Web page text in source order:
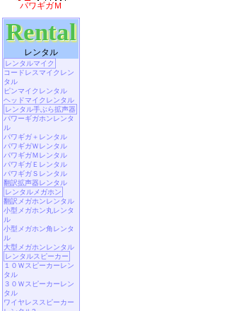
パワギガＭ
Rental
レンタル
レンタルマイク
コードレスマイクレン
タル
ピンマイクレンタル
ヘッドマイクレンタル
レンタル手ぶら拡声器
パワーギガホンレンタ
ル
パワギガ＋レンタル
パワギガＷレンタル
パワギガＭレンタル
パワギガＥレンタル
パワギガＳレンタル
翻訳拡声器レンタル
レンタルメガホン
翻訳メガホンレンタル
小型メガホン丸レンタ
ル
小型メガホン角レンタ
ル
大型メガホンレンタル
レンタルスピーカー
１０Ｗスピーカーレン
タル
３０Ｗスピーカーレン
タル
ワイヤレススピーカー